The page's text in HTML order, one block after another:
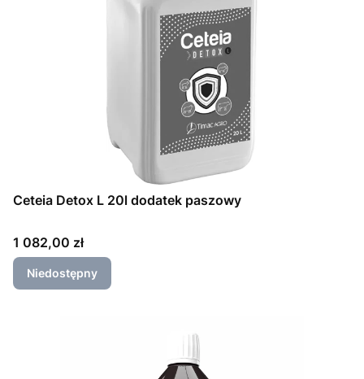
Ceteia Detox L 20l dodatek paszowy
Cena
1 082,00 zł
Niedostępny